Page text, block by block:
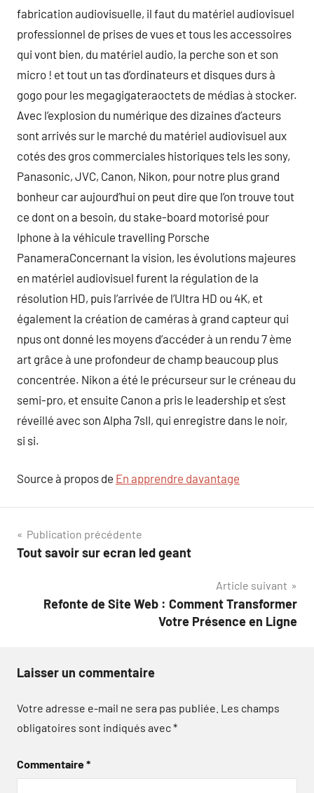
fabrication audiovisuelle, il faut du matériel audiovisuel
professionnel de prises de vues et tous les accessoires
qui vont bien, du matériel audio, la perche son et son
micro ! et tout un tas d’ordinateurs et disques durs à
gogo pour les megagigateraoctets de médias à stocker.
Avec l’explosion du numérique des dizaines d’acteurs
sont arrivés sur le marché du matériel audiovisuel aux
cotés des gros commerciales historiques tels les sony,
Panasonic, JVC, Canon, Nikon, pour notre plus grand
bonheur car aujourd’hui on peut dire que l’on trouve tout
ce dont on a besoin, du stake-board motorisé pour
Iphone à la véhicule travelling Porsche
PanameraConcernant la vision, les évolutions majeures
en matériel audiovisuel furent la régulation de la
résolution HD, puis l’arrivée de l’Ultra HD ou 4K, et
également la création de caméras à grand capteur qui
npus ont donné les moyens d’accéder à un rendu 7 ème
art grâce à une profondeur de champ beaucoup plus
concentrée. Nikon a été le précurseur sur le créneau du
semi-pro, et ensuite Canon a pris le leadership et s’est
réveillé avec son Alpha 7sII, qui enregistre dans le noir,
si si.
Source à propos de En apprendre davantage
Navigation
de
Publication précédente
Tout savoir sur ecran led geant
Article suivant
Refonte de Site Web : Comment Transformer
Votre Présence en Ligne
Laisser un commentaire
Votre adresse e-mail ne sera pas publiée. Les champs
obligatoires sont indiqués avec*
Commentaire*